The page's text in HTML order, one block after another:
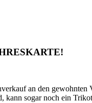
an den
sogar noch ein